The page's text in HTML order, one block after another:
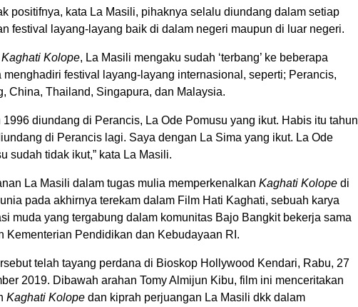
positifnya, kata La Masili, pihaknya selalu diundang dalam setiap
festival layang-layang baik di dalam negeri maupun di luar negeri.
Kaghati Kolope, La Masili mengaku sudah ‘terbang’ ke beberapa
menghadiri festival layang-layang internasional, seperti; Perancis,
China, Thailand, Singapura, dan Malaysia.
1996 diundang di Perancis, La Ode Pomusu yang ikut. Habis itu tahun
di Perancis lagi. Saya dengan La Sima yang ikut. La Ode
sudah tidak ikut,” kata La Masili.
La Masili dalam tugas mulia memperkenalkan Kaghati Kolope di
pada akhirnya terekam dalam Film Hati Kaghati, sebuah karya
muda yang tergabung dalam komunitas Bajo Bangkit bekerja sama
Kementerian Pendidikan dan Kebudayaan RI.
telah tayang perdana di Bioskop Hollywood Kendari, Rabu, 27
2019. Dibawah arahan Tomy Almijun Kibu, film ini menceritakan
Kaghati Kolope dan kiprah perjuangan La Masili dkk dalam